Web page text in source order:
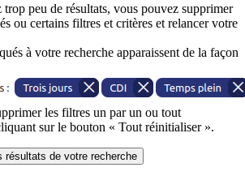
trop peu de résultats, vous pouvez supprimer
ou certains filtres et critères et relancer votre
à votre recherche apparaissent de la façon
les filtres un par un ou tout
sur le bouton « Tout réinitialiser ».
résultats de votre recherche